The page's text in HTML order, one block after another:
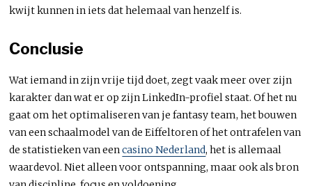
kwijt kunnen in iets dat helemaal van henzelf is.
Conclusie
Wat iemand in zijn vrije tijd doet, zegt vaak meer over zijn
karakter dan wat er op zijn LinkedIn-profiel staat. Of het nu
gaat om het optimaliseren van je fantasy team, het bouwen
van een schaalmodel van de Eiffeltoren of het ontrafelen van
de statistieken van eencasino Nederland, het is allemaal
waardevol. Niet alleen voor ontspanning, maar ook als bron